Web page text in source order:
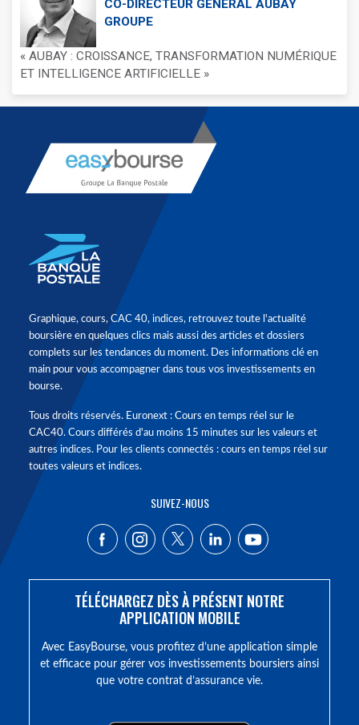
CO-DIRECTEUR GÉNÉRAL AUBAY
GROUPE
« AUBAY : CROISSANCE, TRANSFORMATION NUMÉRIQUE
ET INTELLIGENCE ARTIFICIELLE »
Graphique, cours, CAC 40, indices, retrouvez toute l'actualité
boursière en quelques clics mais aussi des articles et dossiers
complets sur les tendances du moment. Des informations clé en
main pour vous accompagner dans tous vos investissements en
bourse.
Tous droits réservés. Euronext : Cours en temps réel sur le
CAC40. Cours différés d'au moins 15 minutes sur les valeurs et
autres indices. Pour les clients connectés : cours en temps réel sur
toutes valeurs et indices.
SUIVEZ-NOUS
TÉLÉCHARGEZ DÈS À PRÉSENT NOTRE
APPLICATION MOBILE
Avec EasyBourse, vous profitez d’une application simple
et efficace pour gérer vos investissements boursiers ainsi
que votre contrat d’assurance vie.